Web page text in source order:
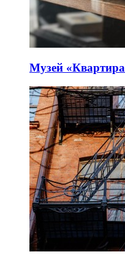
Музей